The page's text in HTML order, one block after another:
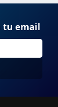
tu email